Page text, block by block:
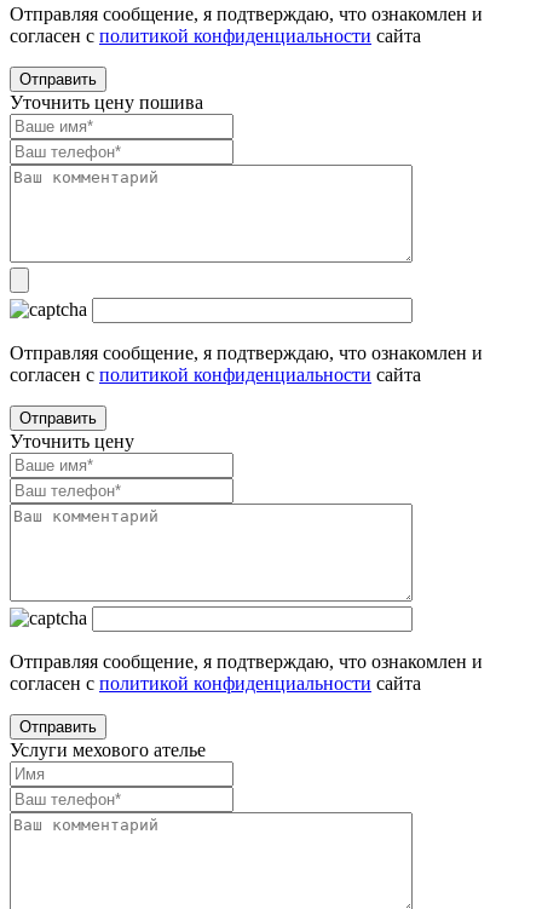
Отправляя сообщение, я подтверждаю, что ознакомлен и
согласен с политикой конфиденциальности сайта
Уточнить цену пошива
Отправляя сообщение, я подтверждаю, что ознакомлен и
согласен с политикой конфиденциальности сайта
Уточнить цену
Отправляя сообщение, я подтверждаю, что ознакомлен и
согласен с политикой конфиденциальности сайта
Услуги мехового ателье